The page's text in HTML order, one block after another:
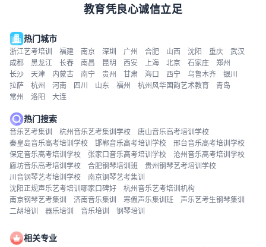
教育凭良心诚信立足
热门城市
浙江艺考培训 福建 南京 深圳 广州 合肥 山西 沈阳 重庆
武汉
成都
黑龙江 长春 南昌 昆明 西安 上海 北京 石家庄
郑州
长沙
天津 内蒙古 南宁 贵州 甘肃 海口 西宁 乌鲁木齐
银川
拉萨
杭州 河南 四川 山东 福州 杭州风华国韵艺术教育
青岛
常州
洛阳 大连
热门搜索
音乐艺考集训 杭州音乐艺考集训学校
唐山音乐高考培训学校
秦皇岛音乐高考培训学校
邯郸音乐高考培训学校
邢台音乐高考培训学校
保定音乐高考培训学校
张家口音乐高考培训学校
沧州音乐高考培训学校
廊坊音乐高考培训学校
合肥钢琴培训班
贵州钢琴艺考培训学校
川音钢琴艺考培训学校
南京钢琴艺考集训
沈阳正规声乐艺考培训哪家口碑好
杭州音乐艺考培训机构
南京钢琴艺考集训
济南音乐集训 寒假声乐集训班
声乐艺考生钢琴集训
二胡培训
器乐培训 音乐培训 钢琴培训
相关专业